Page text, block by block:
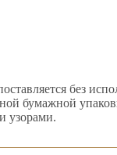
без
бумажной
узорами.